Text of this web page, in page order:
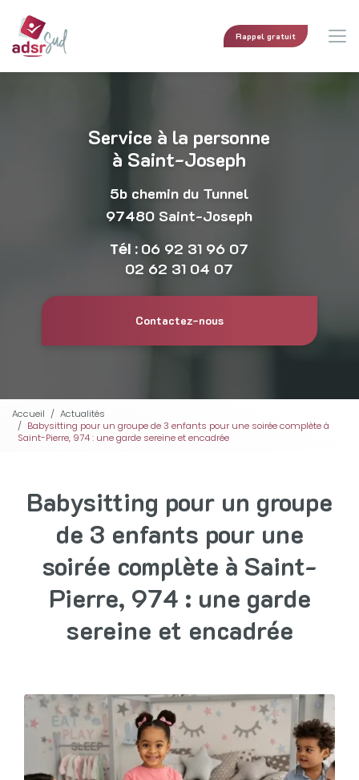
contenu
principal
Rappel gratuit
Service à la personne
à Saint-Joseph
5b chemin du Tunnel
97480 Saint-Joseph
Contactez-nous
Tél : 06 92 31 96 07
02 62 31 04 07
Accueil
Actualités
Babysitting pour un groupe de 3 enfants pour une soirée complète à
Saint-Pierre, 974 : une garde sereine et encadrée
Babysitting pour un groupe
de 3 enfants pour une
soirée complète à Saint-
Pierre, 974 : une garde
sereine et encadrée